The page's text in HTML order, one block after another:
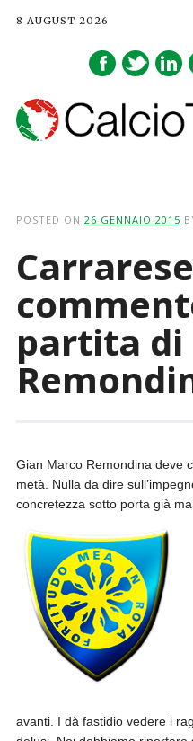
8 AUGUST 2026
POSTED ON 26 GENNAIO 2015
partita
Gian Marco Remondina deve
metà. Nulla da dire
concretezza sotto porta già
avanti. I dà fastidio vedere i